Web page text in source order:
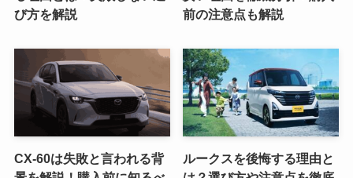
び方を解説
前の注意点も解説
CX-60は失敗と言われる背
ルークスを後悔する理由と